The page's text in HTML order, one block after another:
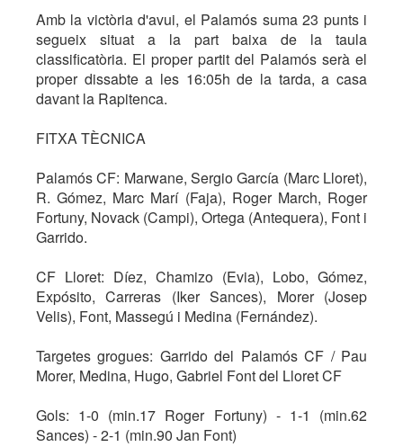
Amb la victòria d'avui, el Palamós suma 23 punts i
segueix situat a la part baixa de la taula
classificatòria. El proper partit del Palamós serà el
proper dissabte a les 16:05h de la tarda, a casa
davant la Rapitenca.
FITXA TÈCNICA
Palamós CF: Marwane, Sergio García (Marc Lloret),
R. Gómez, Marc Marí (Faja), Roger March, Roger
Fortuny, Novack (Campi), Ortega (Antequera), Font i
Garrido.
CF Lloret: Díez, Chamizo (Evia), Lobo, Gómez,
Expósito, Carreras (Iker Sances), Morer (Josep
Velis), Font, Massegú i Medina (Fernández).
Targetes grogues: Garrido del Palamós CF / Pau
Morer, Medina, Hugo, Gabriel Font del Lloret CF
Gols: 1-0 (min.17 Roger Fortuny) - 1-1 (min.62
Sances) - 2-1 (min.90 Jan Font)